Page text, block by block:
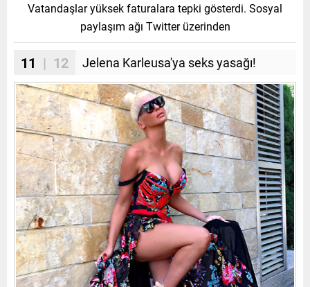
Vatandaşlar yüksek faturalara tepki gösterdi. Sosyal
paylaşım ağı Twitter üzerinden
11 | 12 Jelena Karleusa'ya seks yasağı!